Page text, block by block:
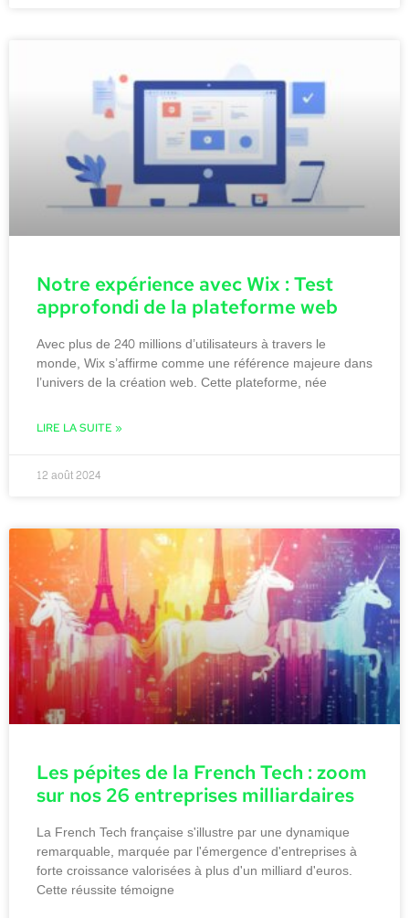
Notre expérience avec Wix : Test
approfondi de la plateforme web
Avec plus de 240 millions d’utilisateurs à travers le
monde, Wix s’affirme comme une référence majeure dans
l’univers de la création web. Cette plateforme, née
LIRE LA SUITE »
12 août 2024
Les pépites de la French Tech : zoom
sur nos 26 entreprises milliardaires
La French Tech française s'illustre par une dynamique
remarquable, marquée par l'émergence d'entreprises à
forte croissance valorisées à plus d'un milliard d'euros.
Cette réussite témoigne